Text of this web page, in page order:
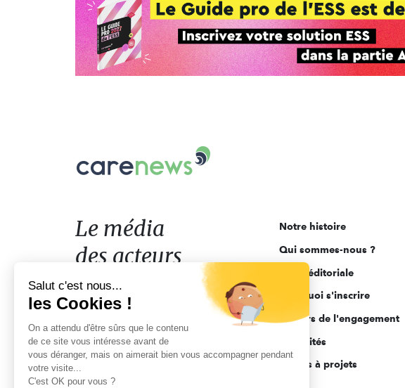
Le
acteurs
de
l'engagement
Le média
des acteurs
de l'engagement
Notre histoire
Qui sommes-nous ?
Ligne éditoriale
Pourquoi s'inscrire
Acteurs de l'engagement
Actualités
Appels à projets
Salut c'est nous...
les Cookies !
On a attendu d'être sûrs que le contenu
de ce site vous intéresse avant de
vous déranger, mais on aimerait bien vous accompagner pendant
votre visite...
C'est OK pour vous ?